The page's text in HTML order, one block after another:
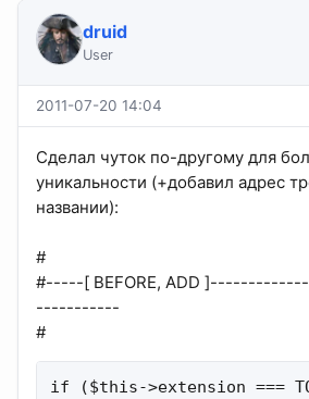
druid
User
2011-07-20 14:04
Сделал чуток по-другому для
уникальности (+добавил адрес
названии):
#
#-----[ BEFORE, ADD
-----------
#
if ($this->extension ===